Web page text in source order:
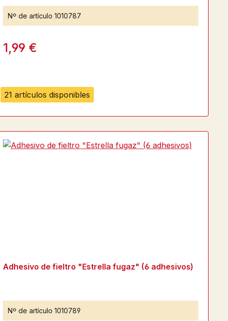
21 artículos disponibles
Nº de artículo 1010787
1,99 €
Adhesivo de fieltro "Estrella fugaz" (6 adhesivos)
Nº de artículo 1010789